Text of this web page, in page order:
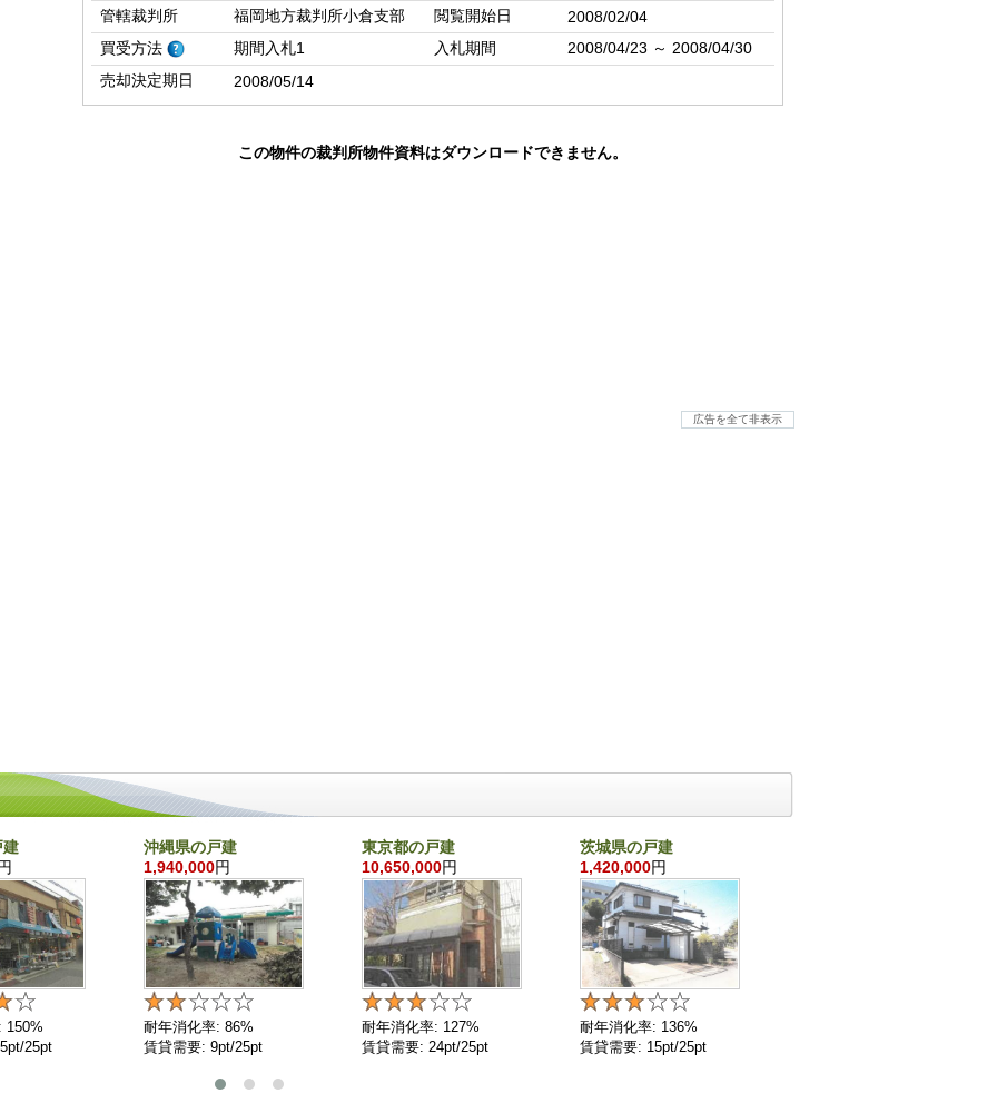
管轄裁判所
福岡地方裁判所小倉支部 閲覧開始日
2008/02/04
買受方法
期間入札1 入札期間
2008/04/23 ～ 2008/04/30
売却決定期日
2008/05/14
この物件の裁判所物件資料はダウンロードできません。
広告を全て非表示
建
150%
25pt
沖縄県の戸建
1,940,000円
耐年消化率: 86%
賃貸需要: 9pt/25pt
東京都の戸建
10,650,000円
耐年消化率: 127%
賃貸需要: 24pt/25pt
茨城県の戸建
1,420,000円
耐年消化率: 136%
賃貸需要: 15pt/25pt